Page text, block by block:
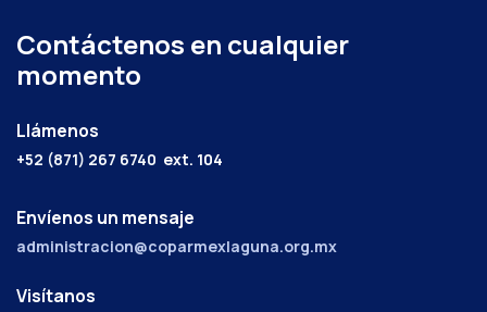
Contáctenos en cualquier
momento
Llámenos
+52 (871) 267 6740 ext. 104
Envíenos un mensaje
administracion@coparmexlaguna.org.mx
Visítanos